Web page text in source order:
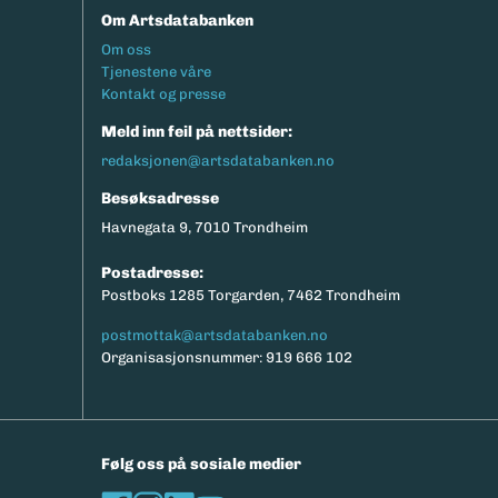
Om Artsdatabanken
Footermeny
Om oss
Tjenestene våre
Kontakt og presse
Meld inn feil på nettsider:
redaksjonen@artsdatabanken.no
Besøksadresse
Havnegata 9, 7010 Trondheim
Postadresse:
Postboks 1285 Torgarden, 7462 Trondheim
postmottak@artsdatabanken.no
Organisasjonsnummer: 919 666 102
Følg oss på sosiale medier